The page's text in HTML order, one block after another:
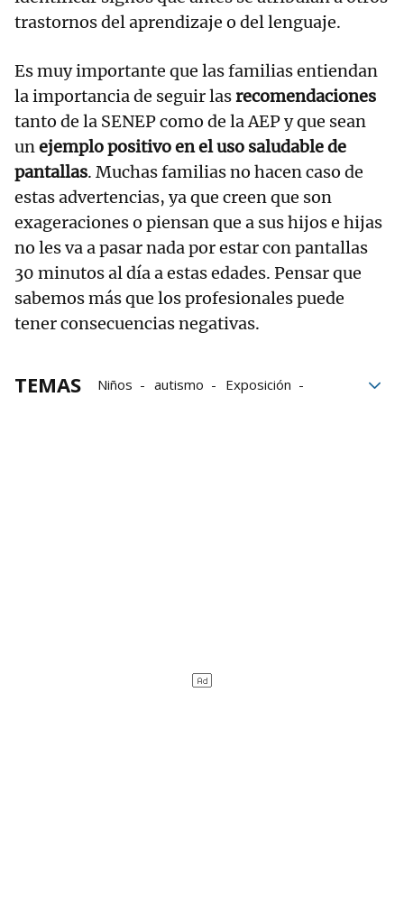
trastornos del aprendizaje o del lenguaje.
Es muy importante que las familias entiendan
la importancia de seguir lasrecomendaciones
tanto de la SENEP como de la AEP y que sean
unejemplo positivo en el uso saludable de
pantallas. Muchas familias no hacen caso de
estas advertencias, ya que creen que son
exageraciones o piensan que a sus hijos e hijas
no les va a pasar nada por estar con pantallas
30 minutos al día a estas edades. Pensar que
sabemos más que los profesionales puede
tener consecuencias negativas.
TEMAS Niños autismo
Exposición